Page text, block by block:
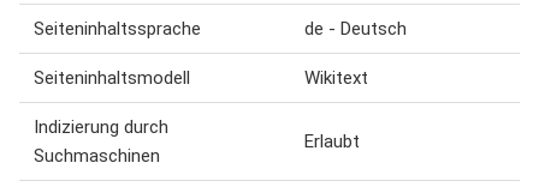
Seiteninhaltssprache de - Deutsch
Seiteninhaltsmodell Wikitext
Indizierung durch
Suchmaschinen
Erlaubt